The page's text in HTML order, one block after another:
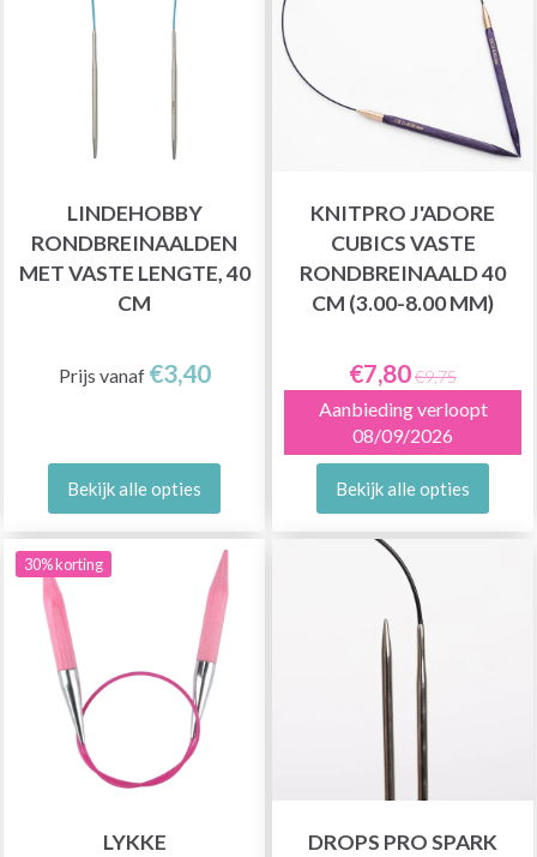
LINDEHOBBY
RONDBREINAALDEN
MET VASTE LENGTE, 40
CM
Prijs vanaf €3,40
Bekijk alle opties
KNITPRO J'ADORE
CUBICS VASTE
RONDBREINAALD 40
CM (3.00-8.00 MM)
€7,80€9,75
Aanbieding verloopt
08/09/2026
Bekijk alle opties
30% korting
LYKKE
DROPS PRO SPARK